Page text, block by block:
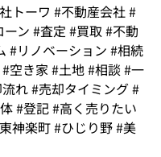
トーワ #不動産会社 #
ン #査定 #買取 #不動
#リノベーション #相続
空き家 #土地 #相談 #一
れ #売却タイミング #
#登記 #高く売りたい
神楽町 #ひじり野 #美